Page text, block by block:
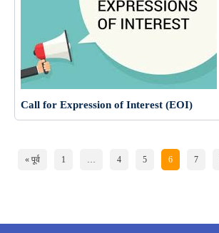
Call for Expression of Interest (EOI)
« पूर्व 1 4 5 6 7